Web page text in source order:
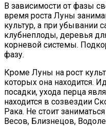
В зависимости от фазы
время роста Луны
культур, а при убывании
клубнеплоды, деревья
корневой системы.
фазу.
Кроме Луны на рост
которых она находится.
посадки, ухода перца
находится в созвездии
Рака. Не стоит
Весов, Близнецов,